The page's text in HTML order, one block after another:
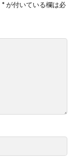
*が付いている欄は必